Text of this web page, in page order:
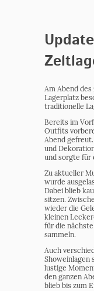
Am Abend
Lagerplatz
traditionelle
Bereits im
Outfits
Abend
und
und sorgte für
Zu aktueller
wurde
Dabei blieb
sitzen.
wieder die
kleinen
für die
sammeln.
Auch
Showeinlagen
lustige
den ganzen
blieb bis zum